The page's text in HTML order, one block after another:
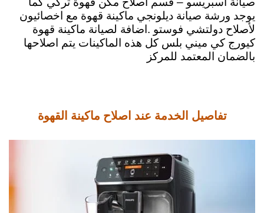
يوجد ورشة صيانة ديلونجي ماكينة قهوة مع اخصائيون
لأصلاح دولتشي فوستو .اضافة لصيانة ماكينة قهوة
كيورج كي ميني بلس كل هذه الماكينات يتم اصلاحها
بالضمان المعتمد للمركز
تفاصيل الخدمة عند اصلاح ماكينة القهوة